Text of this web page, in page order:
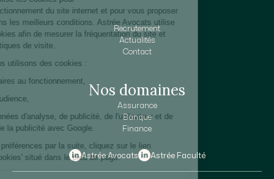
Recrutement
Actualités
Contact
Nos domaines
Assurance
Banque
Finance
Astrée Avocats Astrée Faculté